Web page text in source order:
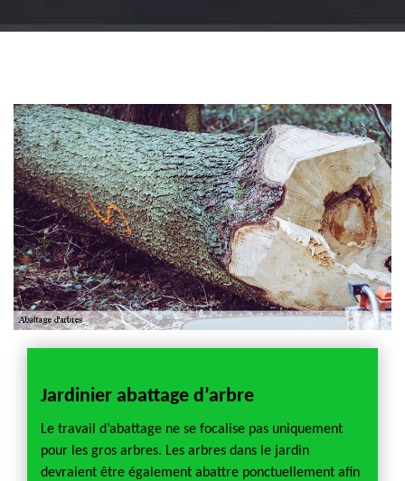
Jardinier abattage d’arbre
Le travail d’abattage ne se focalise pas uniquement
pour les gros arbres. Les arbres dans le jardin
devraient être également abattre ponctuellement afin